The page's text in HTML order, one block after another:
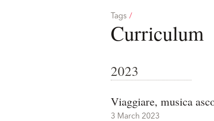
Tags /
Curriculum
2023
Viaggiare, musica
3 March 2023